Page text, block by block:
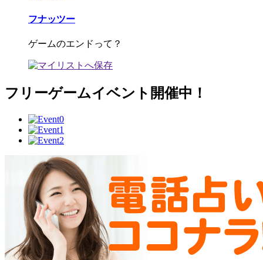
フナッツー
ゲームのエンドって？
フリーゲームイベント開催中！